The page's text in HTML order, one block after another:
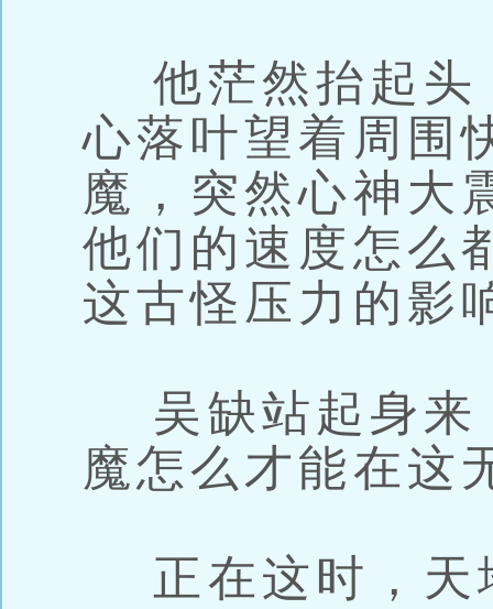
他茫然抬起头
心落叶望着周围
魔，突然心神大
他们的速度怎么
这古怪压力的影
吴缺站起身来
魔怎么才能在这
正在这时，天